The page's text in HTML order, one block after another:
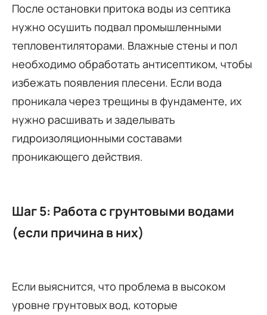
После остановки притока воды из септика
нужно осушить подвал промышленными
тепловентиляторами. Влажные стены и пол
необходимо обработать антисептиком, чтобы
избежать появления плесени. Если вода
проникала через трещины в фундаменте, их
нужно расшивать и заделывать
гидроизоляционными составами
проникающего действия.
Шаг 5: Работа с грунтовыми водами
(если причина в них)
Если выяснится, что проблема в высоком
уровне грунтовых вод, которые